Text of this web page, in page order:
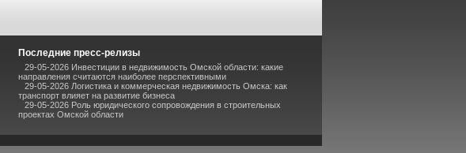
Последние пресс-релизы
29-05-2026 Инвестиции в недвижимость Омской области: какие
направления считаются наиболее перспективными
29-05-2026 Логистика и коммерческая недвижимость Омска: как
транспорт влияет на развитие бизнеса
29-05-2026 Роль юридического сопровождения в строительных
проектах Омской области